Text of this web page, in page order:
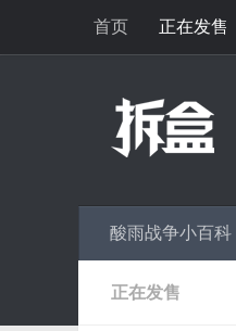
跳至内容首页 正在发售
酸雨战争小百科
正在发售